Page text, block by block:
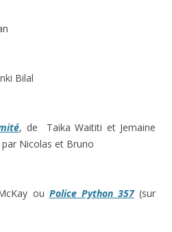
Bilal
, de Taika Waititi et Jemaine
Nicolas et Bruno
ou Police Python 357(sur